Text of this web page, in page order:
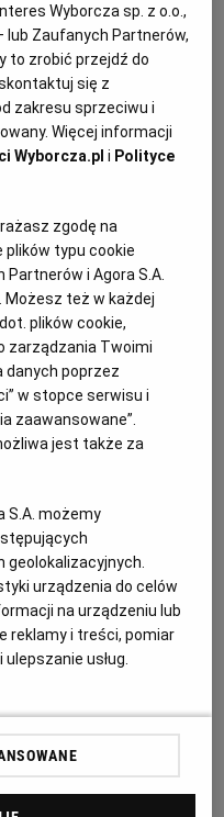
(opcjonalnie, my
jaglanąrazem z
miski i przez krótką
środku każdej schowaj
Wyborcza sp. z o.o.,
lub Zaufanych Partnerów,
to zrobić przejdź do
się z
zakresu sprzeciwu i
Więcej informacji
Wyborcza.pl i Polityce
zgodę na
typu cookie
Partnerów i Agora S.A.
Możesz też w każdej
plików cookie,
zarządzania Twoimi
poprzez
w stopce serwisu i
zaawansowane”.
jest także za
S.A. możemy
geolokalizacyjnych.
urządzenia do celów
na urządzeniu lub
reklamy i treści, pomiar
usług.